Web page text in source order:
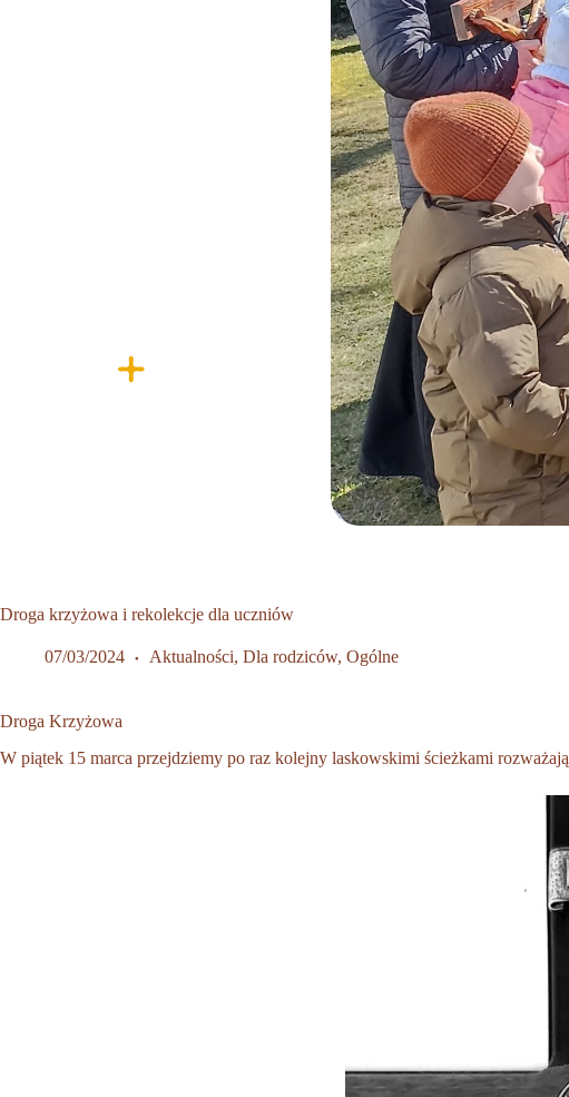
Droga krzyżowa i rekolekcje dla uczniów
07/03/2024 Aktualności, Dla rodziców, Ogólne
Droga Krzyżowa
W piątek 15 marca przejdziemy po raz kolejny laskowskimi ścieżkami